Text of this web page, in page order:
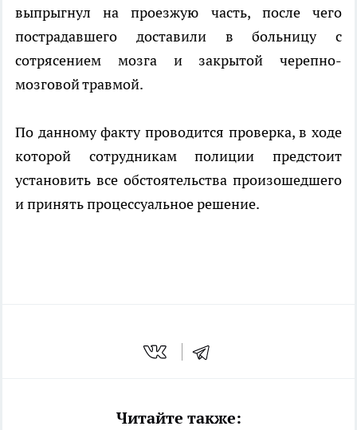
выпрыгнул на проезжую часть, после чего
пострадавшего доставили в больницу с
сотрясением мозга и закрытой черепно-
мозговой травмой.
По данному факту проводится проверка, в ходе
которой сотрудникам полиции предстоит
установить все обстоятельства произошедшего
и принять процессуальное решение.
Читайте также: